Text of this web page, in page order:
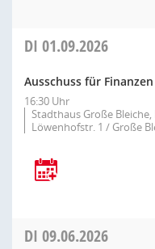
DI 01.09.2026
Ausschuss für
16:30 Uhr
Stadthaus Große
Löwenhofstr. 1 / Große
DI 09.06.2026